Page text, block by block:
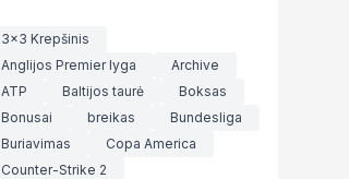
3x3 Krepšinis
Anglijos Premier lyga
Archive
ATP
Baltijos taurė
Boksas
Bonusai
breikas
Bundesliga
Buriavimas
Copa America
Counter-Strike 2